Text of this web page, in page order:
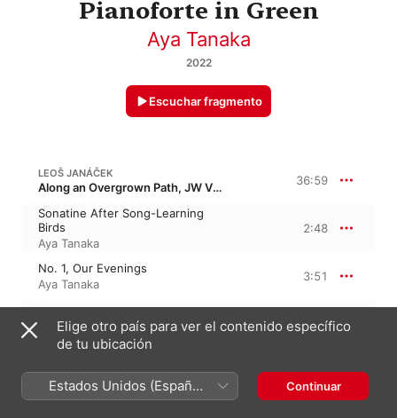
Pianoforte in Green
Aya Tanaka
2022
Escuchar fragmento
LEOŠ JANÁČEK
Along an Overgrown Path, JW VIII/17, JW 8/17 · “Por un camino cubierto de maleza” 36:59
Sonatine After Song-Learning
Birds
Aya Tanaka
2:48
No. 1, Our Evenings
Aya Tanaka
3:51
Aya Tanaka
3:37
Aya Tanaka
1:19
Elige otro país para ver el contenido específico
de tu ubicación
Estados Unidos (Español
México)
Continuar